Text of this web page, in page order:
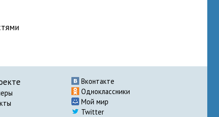
Вконтакте
Одноклассники
Мой мир
Twitter